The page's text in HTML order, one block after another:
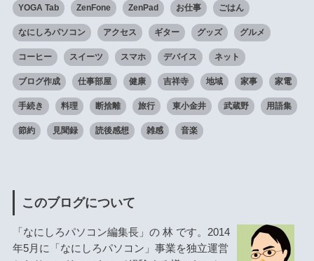
YOGA Tab ZenFone ZenPad お仕事 ごはん
なにしろパソコン アクセス ギター グッズ グルメ
コーヒー スイーツ スマホ デバイス ネット
ブログ作成 仕事部屋 健康 吉祥寺 地域 家事 家電
手続き 料理 断捨離 旅行 東小金井 武蔵野 用語集
節約 見聞録 読後感想 雑感 音楽
このブログについて
「なにしろパソコン編集長」の 林 です。2014
年5月に「なにしろパソコン」事業を独立運営